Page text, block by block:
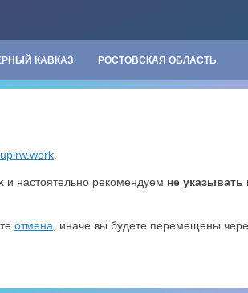
КАВКАЗ РОСТОВСКАЯ ОБЛАСТЬ
и настоятельно рекомендуем не указывать
отмена , иначе вы будете перемещены